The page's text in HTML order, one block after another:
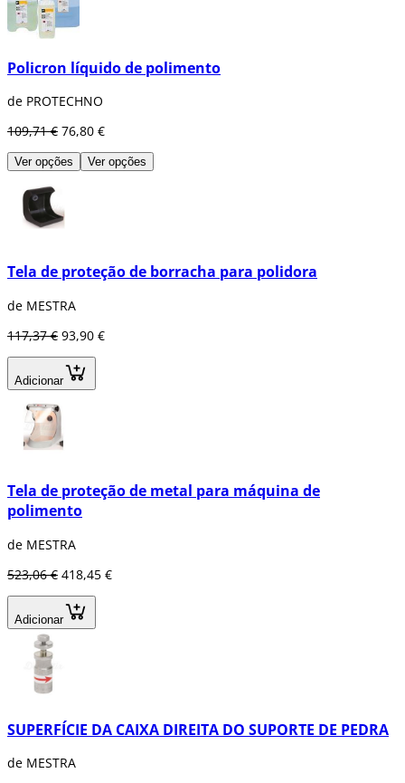
Policron líquido de polimento
de PROTECHNO
109,71 € 76,80 €
Ver opções Ver opções
Tela de proteção de borracha para polidora
de MESTRA
117,37 € 93,90 €
Adicionar
Tela de proteção de metal para máquina de
polimento
de MESTRA
523,06 € 418,45 €
Adicionar
SUPERFÍCIE DA CAIXA DIREITA DO SUPORTE DE PEDRA
de MESTRA